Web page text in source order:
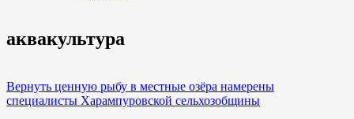
аквакультура
Вернуть ценную рыбу в местные озёра намерены
специалисты Харампуровской сельхозобщины